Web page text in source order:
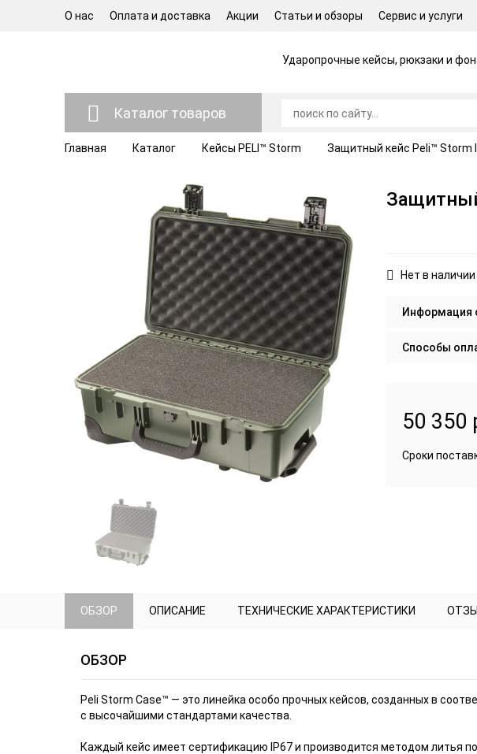
О нас Оплата и доставка Акции Статьи и обзоры Сервис и услуги
Ударопрочные кейсы, рюкзаки и
Каталог товаров
Главная Каталог Кейсы PELI™ Storm Защитный кейс Peli™ Storm
Нет в
Информация
Способы
50 350
Сроки
ОБЗОР ОПИСАНИЕ ТЕХНИЧЕСКИЕ ХАРАКТЕРИСТИКИ
ОБЗОР
Peli Storm Case™ — это линейка особо прочных кейсов, созданных в
с высочайшими стандартами качества.
Каждый кейс имеет сертификацию IP67 и производится методом литья